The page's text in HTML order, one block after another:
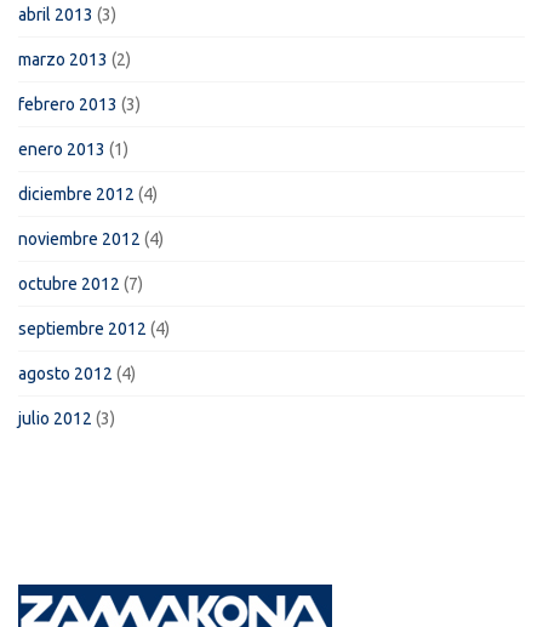
abril 2013 (3)
marzo 2013 (2)
febrero 2013 (3)
enero 2013 (1)
diciembre 2012 (4)
noviembre 2012 (4)
octubre 2012 (7)
septiembre 2012 (4)
agosto 2012 (4)
julio 2012 (3)